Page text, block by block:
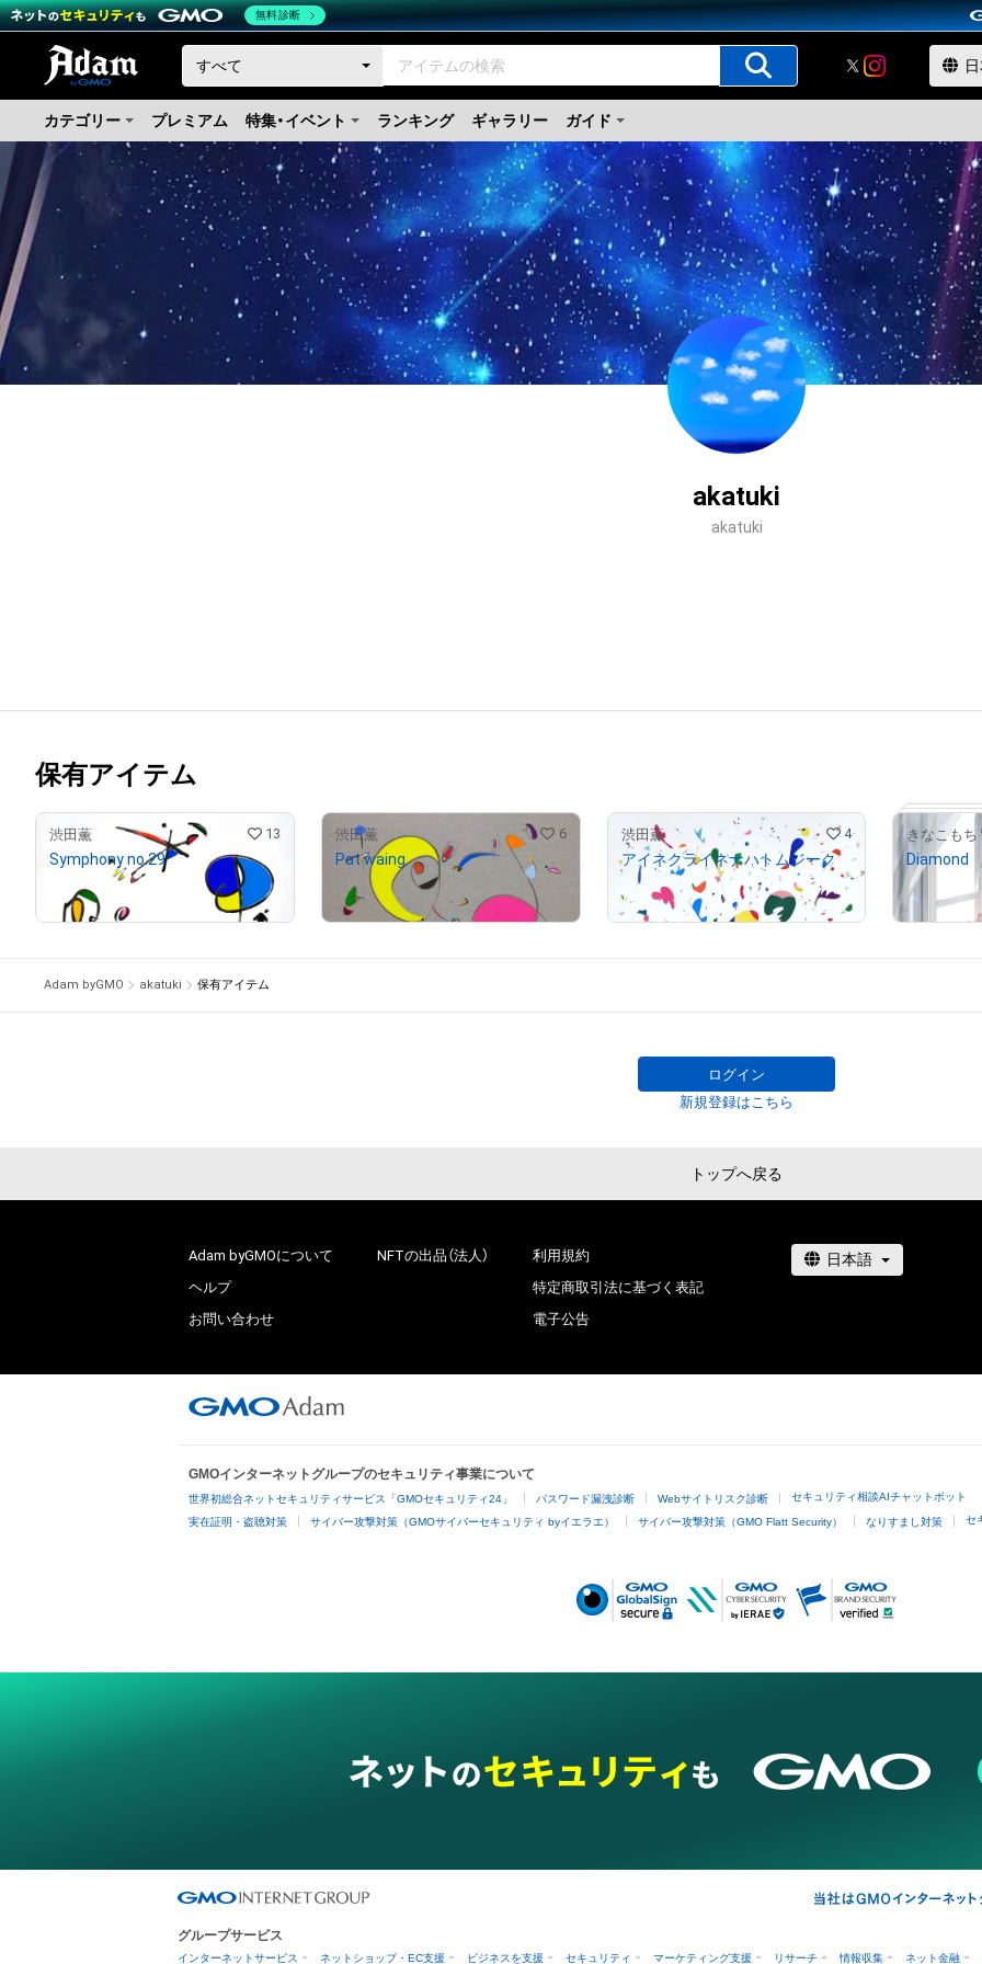
カテゴリー プレミアム 特集・イベント ランキング ギャラリー ガイド
akatuki
akatuki
保有アイテム
渋田薫 13
Symphony no.29
200,000
渋田薫 6
Pat waing
150,000
渋田薫 4
アイネクライネナハトムジーク
150,000
きなこもち
Diamond
¥10,000
Adam byGMO akatuki 保有アイテム
ログイン
新規登録はこちら
トップへ戻る
Adam byGMOについて
ヘルプ
お問い合わせ
NFTの出品（法人）
利用規約
特定商取引法に基づく表記
電子公告
GMOインターネットグループのセキュリティ事業について
世界初総合ネットセキュリティサービス「GMOセキュリティ24」 パスワード漏洩診断 Webサイトリスク診断 セキュリティ相談AIチャットボット
実在証明・盗聴対策 サイバー攻撃対策（GMOサイバーセキュリティ byイエラエ） サイバー攻撃対策（GMO Flatt Security） なりすまし対策 セ
グループサービス
インターネットサービス ネットショップ・EC支援 ビジネスを支援 セキュリティ マーケティング支援 リサーチ 情報収集 ネット金融
無料診断